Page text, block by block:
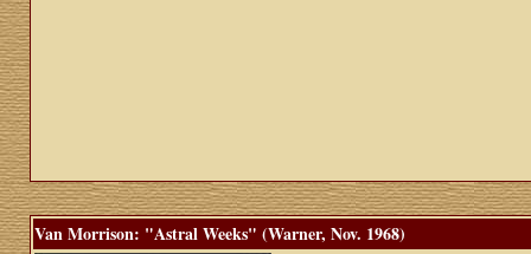
Van Morrison: "Astral Weeks" (Warner, Nov. 1968)